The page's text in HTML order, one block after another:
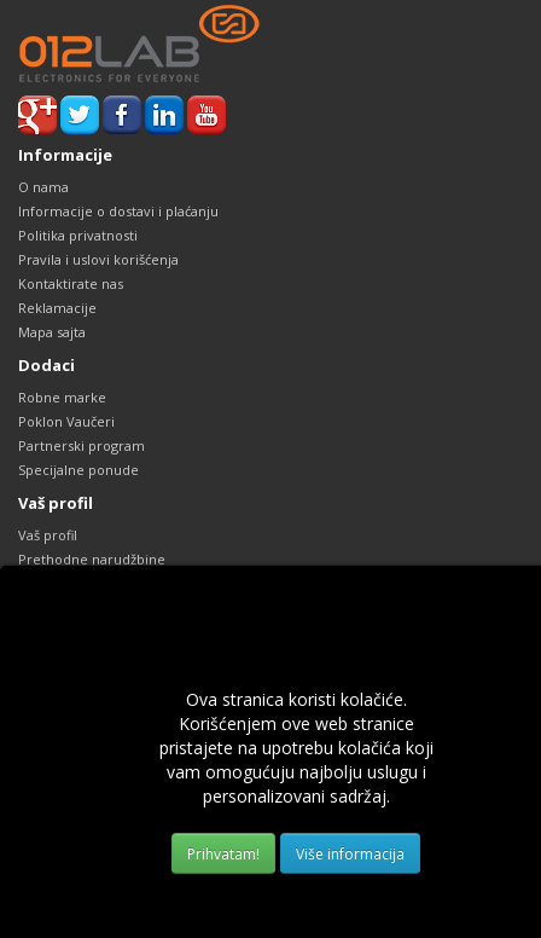
Ova stranica koristi kolačiće.
Korišćenjem ove web stranice
pristajete na upotrebu kolačića koji
vam omogućuju najbolju uslugu i
personalizovani sadržaj.
Više informacija
Informacije
O nama
Informacije o dostavi i plaćanju
Politika privatnosti
Pravila i uslovi korišćenja
Kontaktirate nas
Reklamacije
Mapa sajta
Dodaci
Robne marke
Poklon Vaučeri
Partnerski program
Specijalne ponude
Vaš profil
Vaš profil
Prethodne narudžbine
012lab.com .